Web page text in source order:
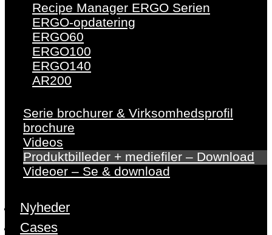
Recipe Manager ERGO Serien
ERGO-opdatering
ERGO60
ERGO100
ERGO140
AR200
Serie brochurer & Virksomhedsprofil
brochure
Videos
Produktbilleder + mediefiler – Download
Videoer – Se & download
Nyheder
Cases